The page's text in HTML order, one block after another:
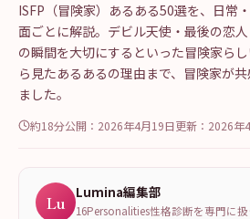
ISFP（冒険家）あるある50選を、日常
面ごとに解説。デビル天使・最後の恋
の瞬間を大切にするといった冒険家ら
ら見たあるあるの理由まで、冒険家が
ました。
約18分公開： 2026年4月19日更新： 2026年
Lu Lumina編集部
16Personalities性格診断を専門に